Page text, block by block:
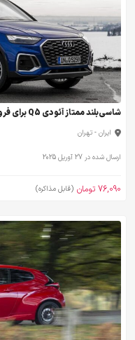
شاسی‌بلند ممتاز آئودی Q5 برای فروش، لوکس، پرفورمنس و راحتی!...
ایران - تهران
ارسال شده در 27 آوریل 2025
76,090 تومان (قابل مذاکره)